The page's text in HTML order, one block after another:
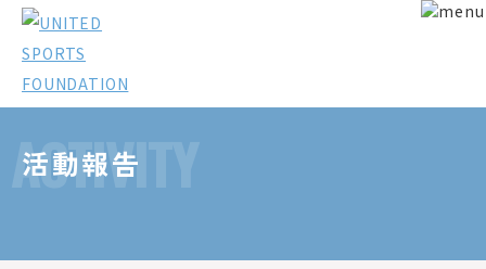
ACTIVITY
活動報告